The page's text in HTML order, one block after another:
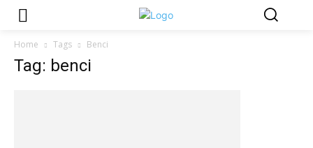
Home Tags Benci
Tag: benci